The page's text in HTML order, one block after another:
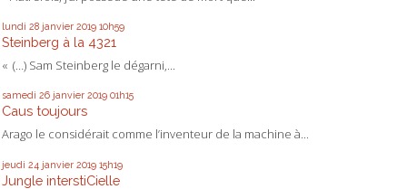
lundi 28 janvier 2019 10h59
Steinberg à la 4321
« (…) Sam Steinberg le dégarni,...
samedi 26 janvier 2019 01h15
Caus toujours
Arago le considérait comme l’inventeur de la machine à...
jeudi 24 janvier 2019 15h19
Jungle interstiCielle